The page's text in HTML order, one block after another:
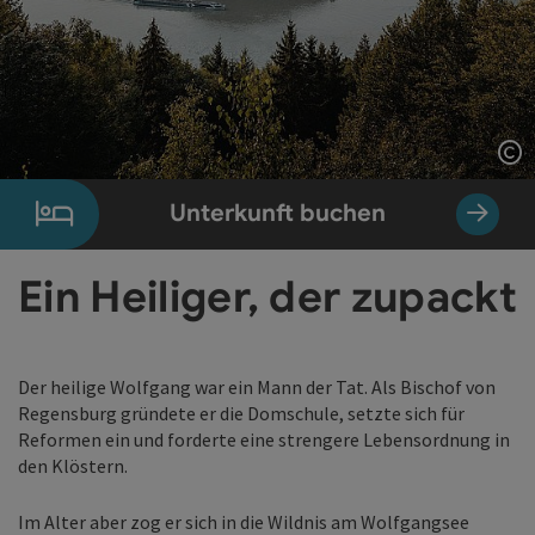
Unterkunft buchen
Ein Heiliger, der zupackt
Der heilige Wolfgang war ein Mann der Tat. Als Bischof von
Regensburg gründete er die Domschule, setzte sich für
Reformen ein und forderte eine strengere Lebensordnung in
den Klöstern.
Im Alter aber zog er sich in die Wildnis am Wolfgangsee